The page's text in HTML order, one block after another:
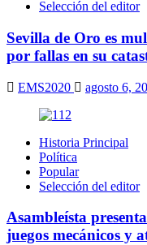
Selección del editor
Sevilla de Oro es
por fallas en su
EMS2020 agosto 6,
Historia Principal
Política
Popular
Selección del editor
Asambleísta
juegos mecánicos y